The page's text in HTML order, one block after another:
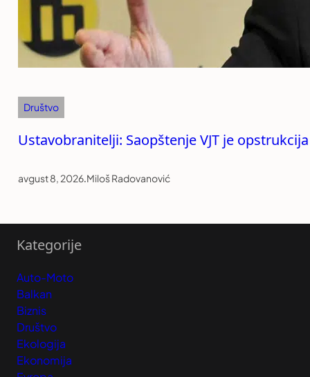
Društvo
Ustavobranitelji: Saopštenje VJT je
avgust 8, 2026.Miloš Radovanović
Kategorije
Auto-Moto
Balkan
Biznis
Društvo
Ekologija
Ekonomija